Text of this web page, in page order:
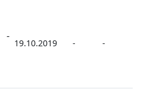
-
19.10.2019 - -